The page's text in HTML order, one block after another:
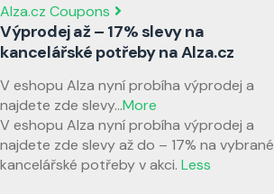
Alza.cz Coupons
Výprodej až – 17% slevy na
kancelářské potřeby na Alza.cz
V eshopu Alza nyní probíha výprodej a
najdete zde slevy...More
V eshopu Alza nyní probíha výprodej a
najdete zde slevy až do – 17% na vybrané
kancelářské potřeby v akci. Less